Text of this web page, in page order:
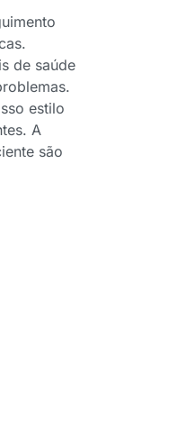
de saúde
estilo
A
são